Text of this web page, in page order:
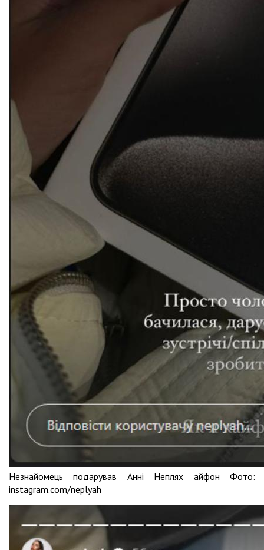
Незнайомець подарував Анні Неплях айфон Фото:
instagram.com/neplyah